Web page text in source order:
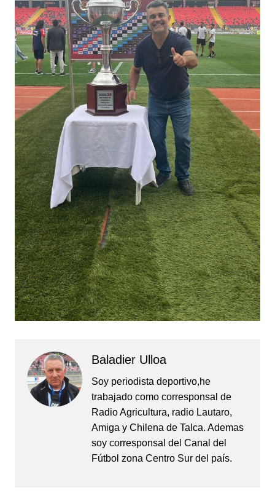
Baladier Ulloa
Soy periodista deportivo,he
trabajado como corresponsal de
Radio Agricultura, radio Lautaro,
Amiga y Chilena de Talca. Ademas
soy corresponsal del Canal del
Fútbol zona Centro Sur del país.